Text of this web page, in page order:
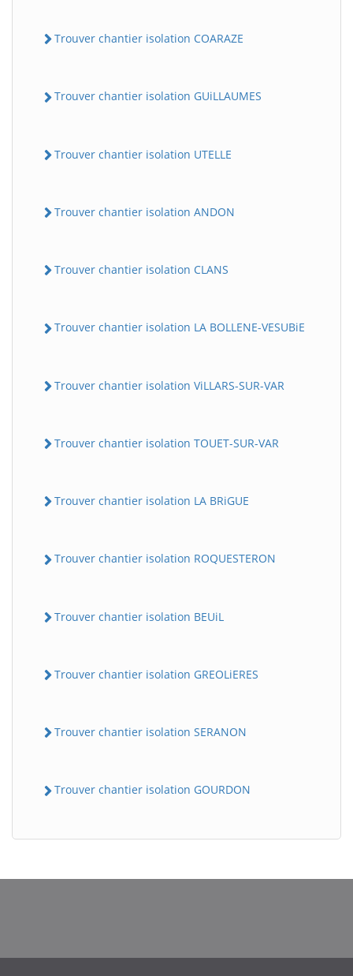
Trouver chantier isolation COARAZE
Trouver chantier isolation GUiLLAUMES
Trouver chantier isolation UTELLE
Trouver chantier isolation ANDON
Trouver chantier isolation CLANS
Trouver chantier isolation LA BOLLENE-VESUBiE
Trouver chantier isolation ViLLARS-SUR-VAR
Trouver chantier isolation TOUET-SUR-VAR
Trouver chantier isolation LA BRiGUE
Trouver chantier isolation ROQUESTERON
Trouver chantier isolation BEUiL
Trouver chantier isolation GREOLiERES
Trouver chantier isolation SERANON
Trouver chantier isolation GOURDON